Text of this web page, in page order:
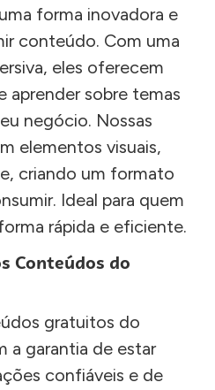
forma inovadora e
conteúdo. Com uma
eles oferecem
aprender sobre temas
negócio. Nossas
elementos visuais,
criando um formato
Ideal para quem
rápida e eficiente.
Conteúdos do
gratuitos do
a garantia de estar
confiáveis e de